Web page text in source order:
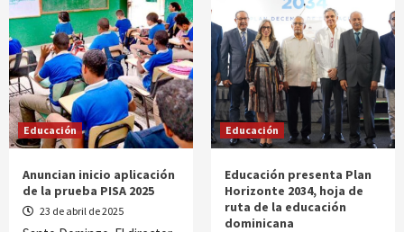
Educación
Anuncian inicio aplicación
de la prueba PISA 2025
23 de abril de 2025
Educación
Educación presenta Plan
Horizonte 2034, hoja de
ruta de la educación
dominicana